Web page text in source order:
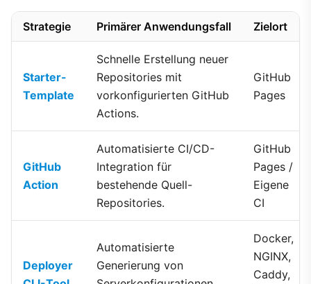
Strategie Primärer Anwendungsfall Zielort
Starter-
Template
Schnelle Erstellung neuer
Repositories mit
vorkonfigurierten GitHub
Actions.
GitHub
Pages
GitHub
Action
Automatisierte CI/CD-
Integration für
bestehende Quell-
Repositories.
GitHub
Pages /
Eigene
CI
Deployer
Automatisierte
Generierung von
Docker,
NGINX,
Caddy,